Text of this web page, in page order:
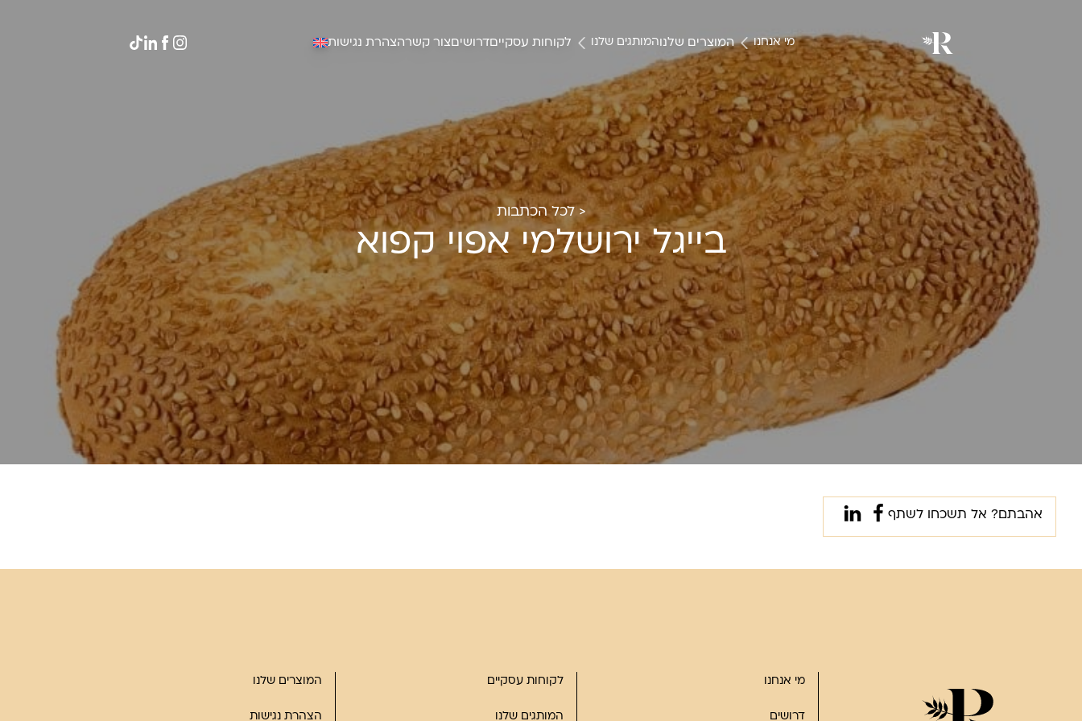
מי אנחנו המוצרים שלנו המותגים שלנו לקוחות עסקייםדרושים צור קשרהצהרת נגישות
< לכל הכתבות
בייגל ירושלמי אפוי קפוא
אהבתם? אל תשכחו לשתף
מי אנחנו לקוחות עסקיים המוצרים שלנו
דרושים המותגים שלנו הצהרת נגישות